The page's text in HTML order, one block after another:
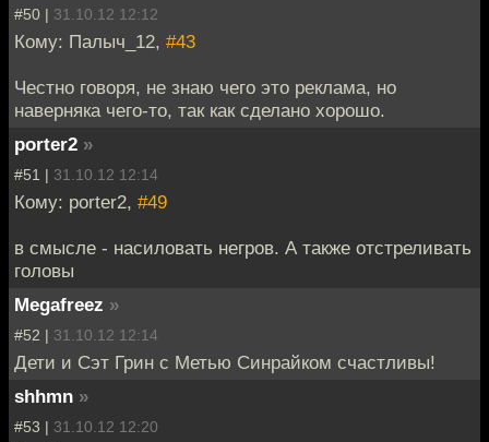
#50 | 31.10.12 12:12
Кому: Палыч_12, #43
Честно говоря, не знаю чего это реклама, но
наверняка чего-то, так как сделано хорошо.
porter2 »
#51 | 31.10.12 12:14
Кому: porter2, #49
в смысле - насиловать негров. А также отстреливать
головы
Megafreez »
#52 | 31.10.12 12:14
Дети и Сэт Грин с Метью Синрайком счастливы!
shhmn »
#53 | 31.10.12 12:20